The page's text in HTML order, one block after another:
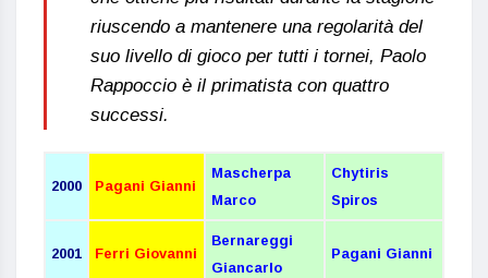
riuscendo a mantenere una regolarità del
suo livello di gioco per tutti i tornei, Paolo
Rappoccio è il primatista con quattro
successi.
2000 Pagani Gianni
Mascherpa
Marco
Chytiris
Spiros
2001 Ferri Giovanni
Bernareggi
Giancarlo
Pagani Gianni